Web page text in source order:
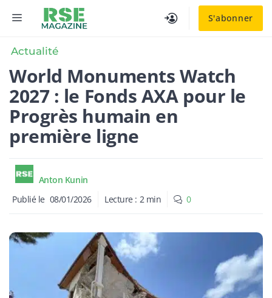
S'abonner
MENU
Actualité
World Monuments Watch
2027 : le Fonds AXA pour le
Progrès humain en
première ligne
Anton Kunin
Publié le 08/01/2026 Lecture : 2 min 0